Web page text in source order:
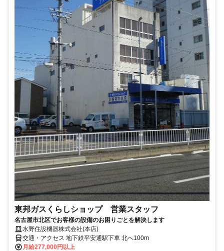
東邦ガスくらしショップ 営業スタッフ
名古屋市北区でお客様の設備のお困りごとを解決します
水野住設機器株式会社(本店)
交通・アクセス 地下鉄平安通駅下車 北へ100m
月給277,000円以上